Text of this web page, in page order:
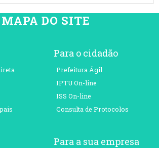
MAPA DO SITE
Para o cidadão
Prefeitura Ágil
IPTU On-line
ISS On-line
Consulta de Protocolos
Para a sua empresa